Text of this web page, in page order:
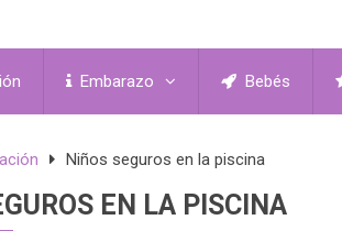
Embarazo Bebés
Niños seguros en la piscina
EN LA PISCINA